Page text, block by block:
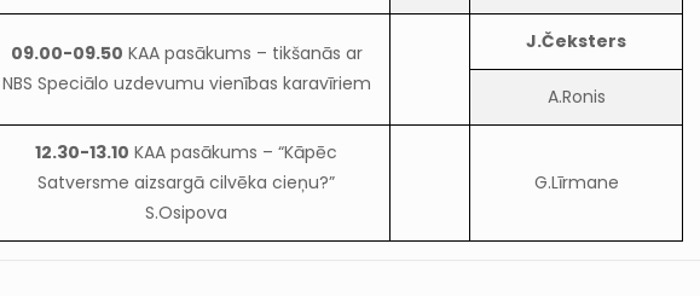
09.00-09.50 KAA pasākums – tikšanās ar
NBS Speciālo uzdevumu vienības karavīriem
J.Čeksters
A.Ronis
12.30-13.10 KAA pasākums – “Kāpēc
Satversme aizsargā cilvēka cieņu?”
S.Osipova
G.Līrmane